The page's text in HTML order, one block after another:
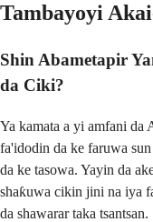
Tambayoyi
Shin Abametapir
da Ciki?
Ya kamata a yi amfani da
fa'idodin da ke faruwa
da ke tasowa. Yayin da
shaƙuwa cikin jini na iya
da shawarar taka tsantsan.